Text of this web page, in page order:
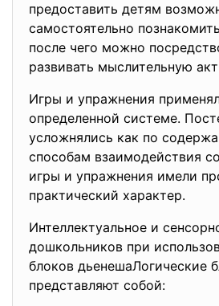
предоставить детям
самостоятельно
после чего можно
развивать мыслительную
Игры и упражнения
определенной системе.
усложнялись как по
способам взаимодействия
игры и упражнения имели
практический характер.
Интеллектуальное и
дошкольников при
блоков дьенешаЛогические
представляют собой: